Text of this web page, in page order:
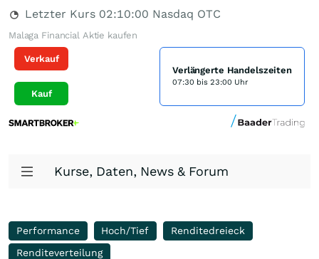
Letzter Kurs 02:10:00 Nasdaq OTC
Malaga Financial Aktie kaufen
Verkauf
Kauf
Verlängerte Handelszeiten
07:30 bis 23:00 Uhr
Kurse, Daten, News & Forum
Performance Hoch/Tief
Renditedreieck
Renditeverteilung